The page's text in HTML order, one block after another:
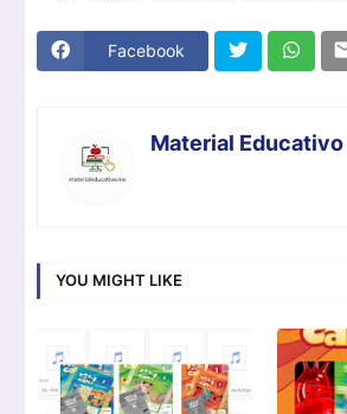
Facebook
Material Educativo
YOU MIGHT LIKE